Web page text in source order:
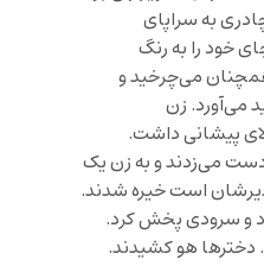
به سراپای
خود را به رنگ
می‌چرخید و
می‌آورد. زن
پیشانی داشت.
می‌زدند و به زن یک
است خیره شدند.
و سرودی پخش کرد.
هو کشیدند.